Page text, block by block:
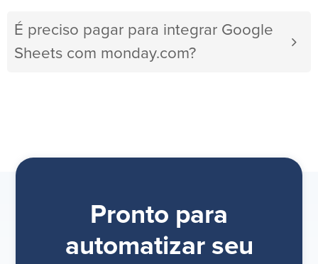
É preciso pagar para integrar Google
Sheets com monday.com?
Pronto para
automatizar seu